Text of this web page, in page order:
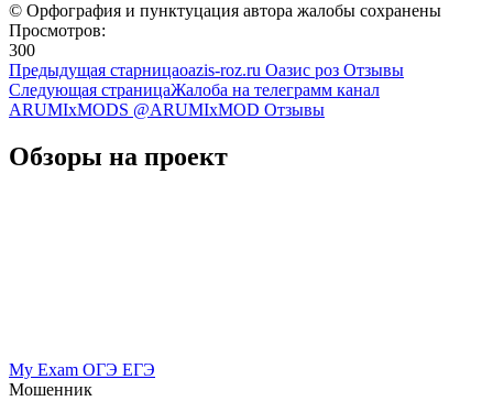
© Орфография и пунктуцация автора жалобы сохранены
Просмотров:
300
Предыдущая старницаoazis-roz.ru Оазис роз Отзывы
Следующая страницаЖалоба на телеграмм канал
ARUMIxMODS @ARUMIxMOD Отзывы
Обзоры на проект
My Exam ОГЭ ЕГЭ
Мошенник